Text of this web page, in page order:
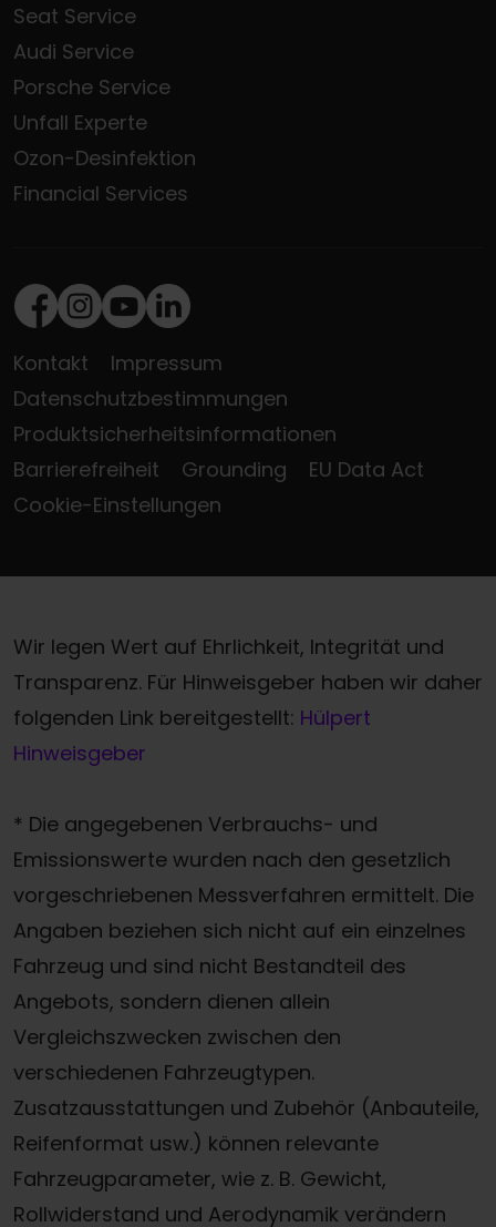
Seat Service
Audi Service
Porsche Service
Unfall Experte
Ozon-Desinfektion
Financial Services
Facebook
Instagram
Youtube
LinkedIn
Kontakt
Impressum
Datenschutzbestimmungen
Produktsicherheitsinformationen
Barrierefreiheit
Grounding
EU Data Act
Cookie-Einstellungen
Wir legen Wert auf Ehrlichkeit, Integrität und
Transparenz. Für Hinweisgeber haben wir daher
folgenden Link bereitgestellt: Hülpert
Hinweisgeber
* Die angegebenen Verbrauchs- und
Emissionswerte wurden nach den gesetzlich
vorgeschriebenen Messverfahren ermittelt. Die
Angaben beziehen sich nicht auf ein einzelnes
Fahrzeug und sind nicht Bestandteil des
Angebots, sondern dienen allein
Vergleichszwecken zwischen den
verschiedenen Fahrzeugtypen.
Zusatzausstattungen und Zubehör (Anbauteile,
Reifenformat usw.) können relevante
Fahrzeugparameter, wie z. B. Gewicht,
Rollwiderstand und Aerodynamik verändern